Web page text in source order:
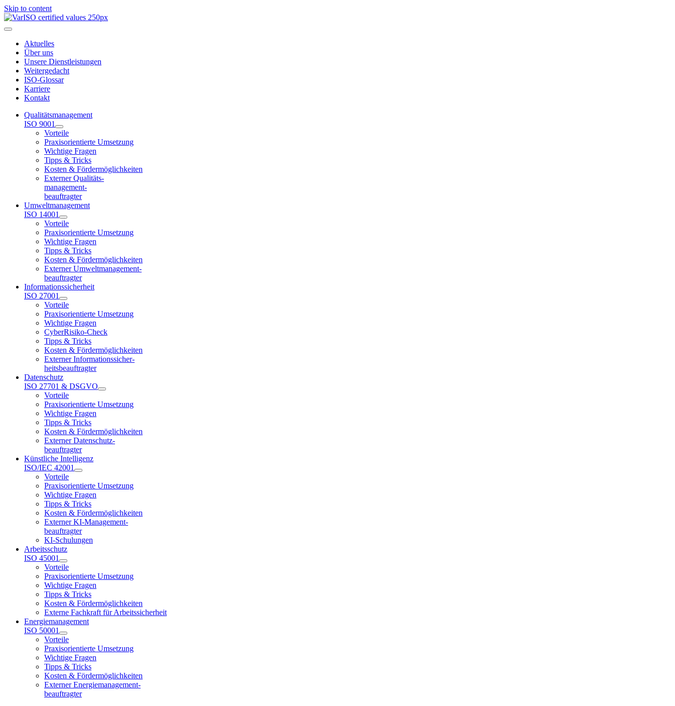
Skip to content
Aktuelles
Über uns
Unsere Dienstleistungen
Weitergedacht
ISO-Glossar
Karriere
Kontakt
Qualitätsmanagement
ISO 9001
Vorteile
Praxisorientierte Umsetzung
Wichtige Fragen
Tipps & Tricks
Kosten & Fördermöglichkeiten
Externer Qualitäts-
management-
beauftragter
Umweltmanagement
ISO 14001
Vorteile
Praxisorientierte Umsetzung
Wichtige Fragen
Tipps & Tricks
Kosten & Fördermöglichkeiten
Externer Umweltmanagement-
beauftragter
Informationssicherheit
ISO 27001
Vorteile
Praxisorientierte Umsetzung
Wichtige Fragen
CyberRisiko-Check
Tipps & Tricks
Kosten & Fördermöglichkeiten
Externer Informationssicher-
heitsbeauftragter
Datenschutz
ISO 27701 & DSGVO
Vorteile
Praxisorientierte Umsetzung
Wichtige Fragen
Tipps & Tricks
Kosten & Fördermöglichkeiten
Externer Datenschutz-
beauftragter
Künstliche Intelligenz
ISO/IEC 42001
Vorteile
Praxisorientierte Umsetzung
Wichtige Fragen
Tipps & Tricks
Kosten & Fördermöglichkeiten
Externer KI-Management-
beauftragter
KI-Schulungen
Arbeitsschutz
ISO 45001
Vorteile
Praxisorientierte Umsetzung
Wichtige Fragen
Tipps & Tricks
Kosten & Fördermöglichkeiten
Externe Fachkraft für Arbeitssicherheit
Energiemanagement
ISO 50001
Vorteile
Praxisorientierte Umsetzung
Wichtige Fragen
Tipps & Tricks
Kosten & Fördermöglichkeiten
Externer Energiemanagement-
beauftragter